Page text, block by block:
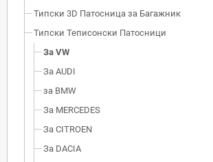
Типски 3D Патосница за Багажник
Типски Теписонски Патосници
За VW
За AUDI
за BMW
За MERCEDES
За CITROEN
За DACIA